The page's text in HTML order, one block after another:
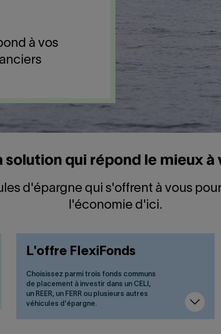
à vos
solution qui répond le mieux à
d'épargne qui s'offrent à vous
l'économie d'ici.
L'offre FlexiFonds
Choisissez parmi trois fonds communs
de placement à investir dans un CELI,
un REER, un FERR ou plusieurs autres
véhicules d'épargne.